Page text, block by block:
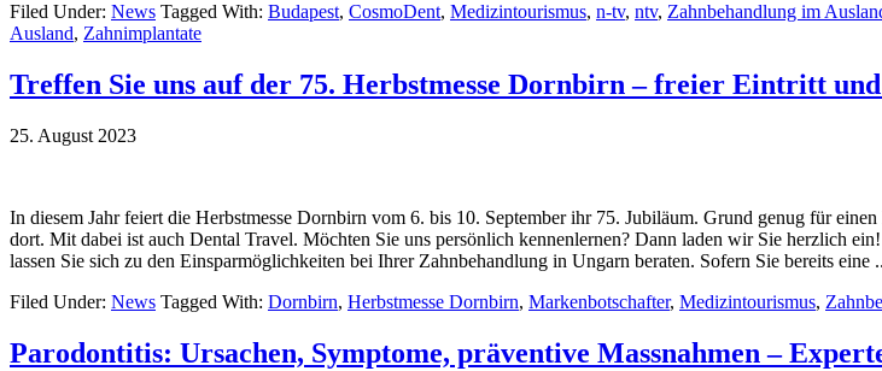
Filed Under: News Tagged With: Budapest, CosmoDent, Medizintourismus, n-tv, ntv, Zahnbehandlung im
Ausland, Zahnimplantate
Treffen Sie uns auf der 75. Herbstmesse Dornbirn – freier Eintritt
25. August 2023
In diesem Jahr feiert die Herbstmesse Dornbirn vom 6. bis 10. September ihr 75. Jubiläum. Grund genug für
dort. Mit dabei ist auch Dental Travel. Möchten Sie uns persönlich kennenlernen? Dann laden wir Sie herzlich
lassen Sie sich zu den Einsparmöglichkeiten bei Ihrer Zahnbehandlung in Ungarn beraten. Sofern Sie bereits eine
Filed Under: News Tagged With: Dornbirn, Herbstmesse Dornbirn, Markenbotschafter, Medizintourismus,
Parodontitis: Ursachen, Symptome, präventive Massnahmen –